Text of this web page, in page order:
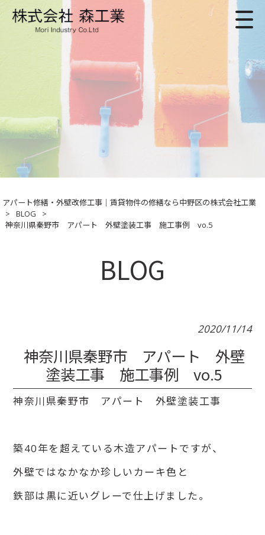
アパート修繕・外壁改修工事｜賃貸物件の修繕なら中野区の株式会社工業
>
BLOG
>
神奈川県秦野市 アパート 外壁塗装工事 施工事例 vo.5
BLOG
2020/11/14
神奈川県秦野市 アパート 外壁
塗装工事 施工事例 vo.5
神奈川県秦野市 アパート 外壁塗装工事
築40年を超えている木造アパートですが、
外壁ではなかなか珍しいカーキ色と
鉄部は黒に近いグレーで仕上げました。